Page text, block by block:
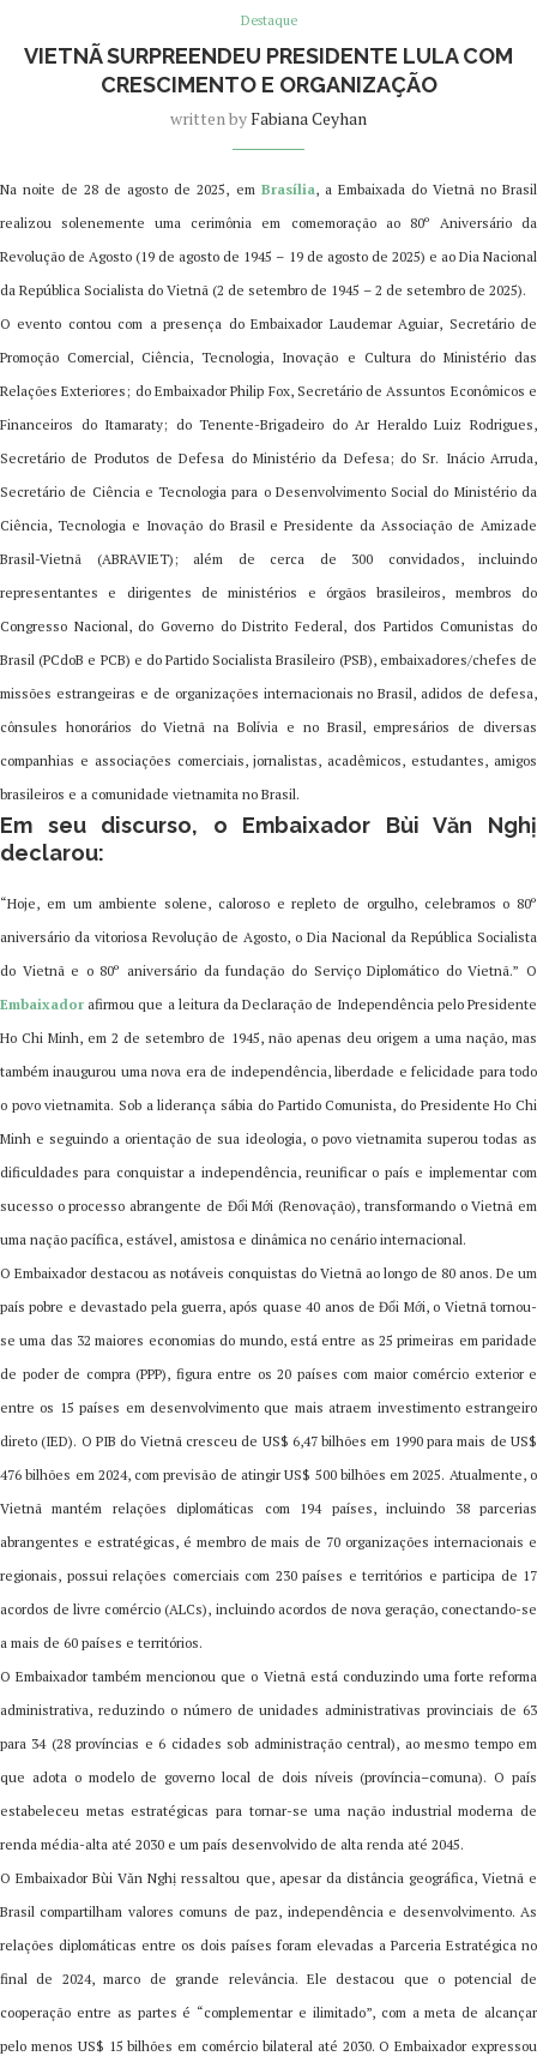
Destaque
VIETNÃ SURPREENDEU PRESIDENTE LULA COM
CRESCIMENTO E ORGANIZAÇÃO
written byFabiana Ceyhan
Na noite de 28 de agosto de 2025, em Brasília, a Embaixada do Vietnã no Brasil
realizou solenemente uma cerimônia em comemoração ao 80º Aniversário da
Revolução de Agosto (19 de agosto de 1945 – 19 de agosto de 2025) e ao Dia Nacional
da República Socialista do Vietnã (2 de setembro de 1945 – 2 de setembro de 2025).
O evento contou com a presença do Embaixador Laudemar Aguiar, Secretário de
Promoção Comercial, Ciência, Tecnologia, Inovação e Cultura do Ministério das
Relações Exteriores; do Embaixador Philip Fox, Secretário de Assuntos Econômicos e
Financeiros do Itamaraty; do Tenente-Brigadeiro do Ar Heraldo Luiz Rodrigues,
Secretário de Produtos de Defesa do Ministério da Defesa; do Sr. Inácio Arruda,
Secretário de Ciência e Tecnologia para o Desenvolvimento Social do Ministério da
Ciência, Tecnologia e Inovação do Brasil e Presidente da Associação de Amizade
Brasil-Vietnã (ABRAVIET); além de cerca de 300 convidados, incluindo
representantes e dirigentes de ministérios e órgãos brasileiros, membros do
Congresso Nacional, do Governo do Distrito Federal, dos Partidos Comunistas do
Brasil (PCdoB e PCB) e do Partido Socialista Brasileiro (PSB), embaixadores/chefes de
missões estrangeiras e de organizações internacionais no Brasil, adidos de defesa,
cônsules honorários do Vietnã na Bolívia e no Brasil, empresários de diversas
companhias e associações comerciais, jornalistas, acadêmicos, estudantes, amigos
brasileiros e a comunidade vietnamita no Brasil.
Em seu discurso, o Embaixador Bùi Văn Nghị
declarou:
“Hoje, em um ambiente solene, caloroso e repleto de orgulho, celebramos o 80º
aniversário da vitoriosa Revolução de Agosto, o Dia Nacional da República Socialista
do Vietnã e o 80º aniversário da fundação do Serviço Diplomático do Vietnã.” O
Embaixador afirmou que a leitura da Declaração de Independência pelo Presidente
Ho Chi Minh, em 2 de setembro de 1945, não apenas deu origem a uma nação, mas
também inaugurou uma nova era de independência, liberdade e felicidade para todo
o povo vietnamita. Sob a liderança sábia do Partido Comunista, do Presidente Ho Chi
Minh e seguindo a orientação de sua ideologia, o povo vietnamita superou todas as
dificuldades para conquistar a independência, reunificar o país e implementar com
sucesso o processo abrangente de Đổi Mới (Renovação), transformando o Vietnã em
uma nação pacífica, estável, amistosa e dinâmica no cenário internacional.
O Embaixador destacou as notáveis conquistas do Vietnã ao longo de 80 anos. De um
país pobre e devastado pela guerra, após quase 40 anos de Đổi Mới, o Vietnã tornou-
se uma das 32 maiores economias do mundo, está entre as 25 primeiras em paridade
de poder de compra (PPP), figura entre os 20 países com maior comércio exterior e
entre os 15 países em desenvolvimento que mais atraem investimento estrangeiro
direto (IED). O PIB do Vietnã cresceu de US$ 6,47 bilhões em 1990 para mais de US$
476 bilhões em 2024, com previsão de atingir US$ 500 bilhões em 2025. Atualmente, o
Vietnã mantém relações diplomáticas com 194 países, incluindo 38 parcerias
abrangentes e estratégicas, é membro de mais de 70 organizações internacionais e
regionais, possui relações comerciais com 230 países e territórios e participa de 17
acordos de livre comércio (ALCs), incluindo acordos de nova geração, conectando-se
a mais de 60 países e territórios.
O Embaixador também mencionou que o Vietnã está conduzindo uma forte reforma
administrativa, reduzindo o número de unidades administrativas provinciais de 63
para 34 (28 províncias e 6 cidades sob administração central), ao mesmo tempo em
que adota o modelo de governo local de dois níveis (província–comuna). O país
estabeleceu metas estratégicas para tornar-se uma nação industrial moderna de
renda média-alta até 2030 e um país desenvolvido de alta renda até 2045.
O Embaixador Bùi Văn Nghị ressaltou que, apesar da distância geográfica, Vietnã e
Brasil compartilham valores comuns de paz, independência e desenvolvimento. As
relações diplomáticas entre os dois países foram elevadas a Parceria Estratégica no
final de 2024, marco de grande relevância. Ele destacou que o potencial de
cooperação entre as partes é “complementar e ilimitado”, com a meta de alcançar
pelo menos US$ 15 bilhões em comércio bilateral até 2030. O Embaixador expressou